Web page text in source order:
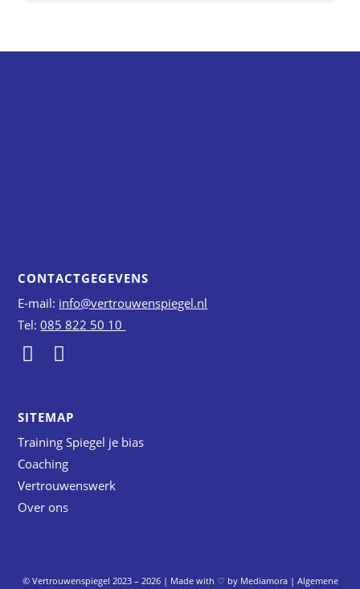
CONTACTGEGEVENS
E-mail: info@vertrouwenspiegel.nl
Tel:085 822 50 10
L
k
e
d
i
n
I
t
a
g
r
a
m
SITEMAP
Training Spiegel je bias
Coaching
Vertrouwenswerk
Over ons
© Vertrouwenspiegel 2023 – 2026 | Made with ♡ by Mediamora| Algemene